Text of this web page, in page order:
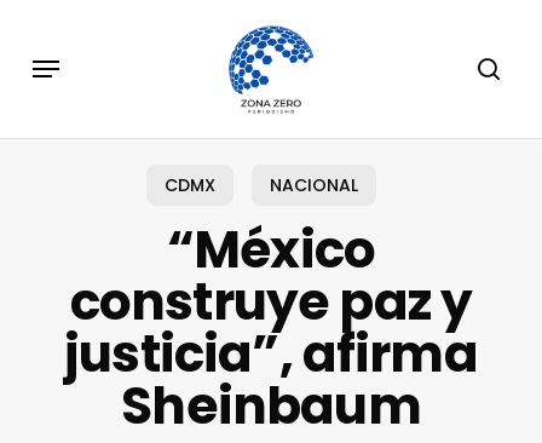
main
Menu
CDMX NACIONAL
“México
construye paz y
justicia”, afirma
Sheinbaum